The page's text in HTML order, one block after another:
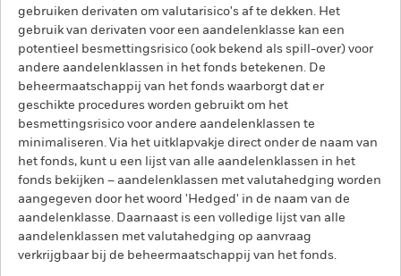
gebruiken derivaten om valutarisico's af te dekken. Het
gebruik van derivaten voor een aandelenklasse kan een
potentieel besmettingsrisico (ook bekend als spill-over) voor
andere aandelenklassen in het fonds betekenen. De
beheermaatschappij van het fonds waarborgt dat er
geschikte procedures worden gebruikt om het
besmettingsrisico voor andere aandelenklassen te
minimaliseren. Via het uitklapvakje direct onder de naam van
het fonds, kunt u een lijst van alle aandelenklassen in het
fonds bekijken – aandelenklassen met valutahedging worden
aangegeven door het woord 'Hedged' in de naam van de
aandelenklasse. Daarnaast is een volledige lijst van alle
aandelenklassen met valutahedging op aanvraag
verkrijgbaar bij de beheermaatschappij van het fonds.